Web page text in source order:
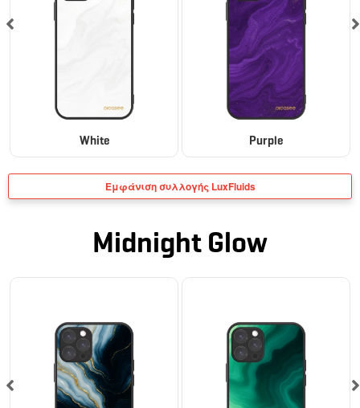
White Purple
Εμφάνιση συλλογής LuxFluids
Midnight Glow